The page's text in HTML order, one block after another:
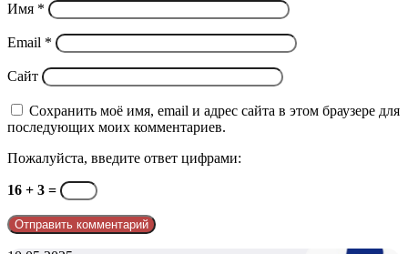
Имя *
Email *
Сайт
Сохранить моё имя, email и адрес сайта в этом браузере для
последующих моих комментариев.
Пожалуйста, введите ответ цифрами:
16 + 3 =